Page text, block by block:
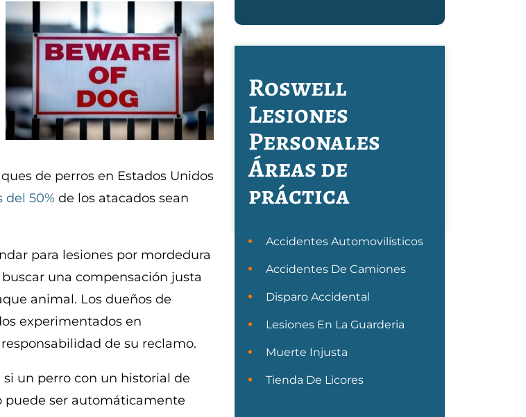
de perros en Estados Unidos
del 50% de los atacados sean
para lesiones por mordedura
una compensación justa
animal. Los dueños de
experimentados en
de su reclamo.
un perro con un historial de
puede ser automáticamente
Roswell
Lesiones
Personales
Áreas de
práctica
Accidentes Automovilísticos
Accidentes De Camiones
Disparo Accidental
Lesiones En La Guarderia
Muerte Injusta
Tienda De Licores